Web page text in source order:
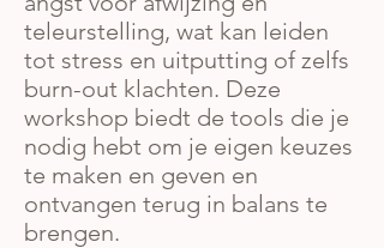
teleurstelling, wat kan leiden
tot stress en uitputting of zelfs
burn-out klachten. Deze
workshop biedt de tools die je
nodig hebt om je eigen keuzes
te maken en geven en
ontvangen terug in balans te
brengen.